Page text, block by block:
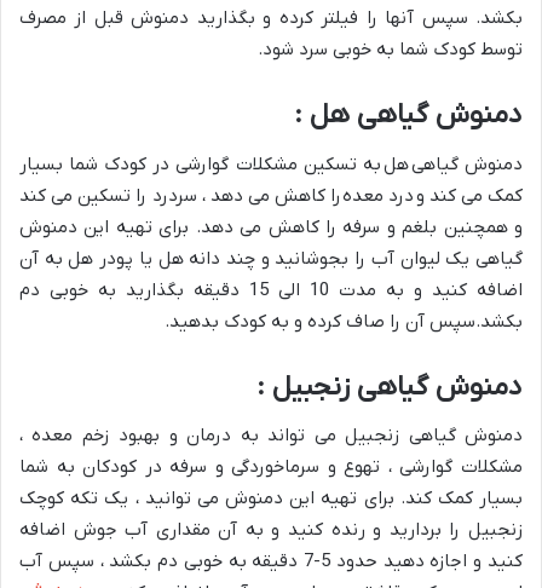
بکشد. سپس آنها را فیلتر کرده و بگذارید دمنوش قبل از مصرف
توسط کودک شما به خوبی سرد شود.
دمنوش گیاهی هل :
دمنوش گیاهی هل به تسکین مشکلات گوارشی در کودک شما بسیار
کمک می کند و درد معده را کاهش می دهد ، سردرد را تسکین می کند
و همچنین بلغم و سرفه را کاهش می دهد. برای تهیه این دمنوش
گیاهی یک لیوان آب را بجوشانید و چند دانه هل یا پودر هل به آن
اضافه کنید و به مدت 10 الی 15 دقیقه بگذارید به خوبی دم
بکشد.سپس آن را صاف کرده و به کودک بدهید.
دمنوش گیاهی زنجبیل :
دمنوش گیاهی زنجبیل می تواند به درمان و بهبود زخم معده ،
مشکلات گوارشی ، تهوع و سرماخوردگی و سرفه در کودکان به شما
بسیار کمک کند. برای تهیه این دمنوش می توانید ، یک تکه کوچک
زنجبیل را بردارید و رنده کنید و به آن مقداری آب جوش اضافه
کنید و اجازه دهید حدود 5-7 دقیقه به خوبی دم بکشد ، سپس آب